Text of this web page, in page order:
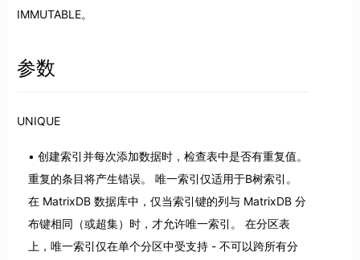
IMMUTABLE。
参数
UNIQUE
创建索引并每次添加数据时，检查表中是否有重复值。
重复的条目将产生错误。 唯一索引仅适用于B树索引。
在 MatrixDB 数据库中，仅当索引键的列与 MatrixDB 分
布键相同（或超集）时，才允许唯一索引。 在分区表
上，唯一索引仅在单个分区中受支持 - 不可以跨所有分